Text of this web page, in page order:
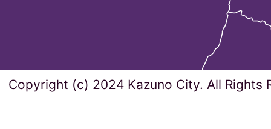
Copyright (c) 2024 Kazuno City. All Rights